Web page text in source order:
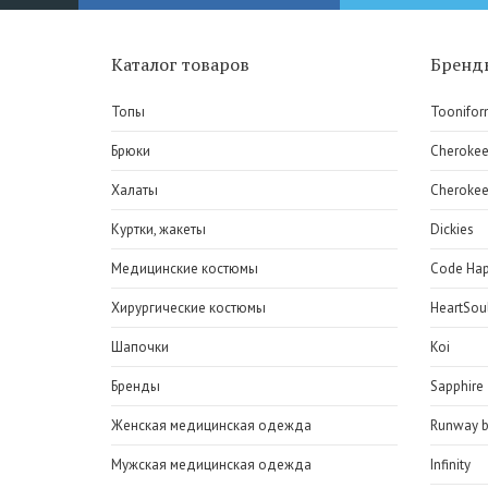
Каталог товаров
Топы
Брюки
Халаты
Куртки, жакеты
Медицинские костюмы
Хирургические костюмы
Шапочки
Бренды
Женская медицинская одежда
Мужская медицинская одежда
Cherokee
Dickies
Code
Koi
Sapphire
Runway
Infinity